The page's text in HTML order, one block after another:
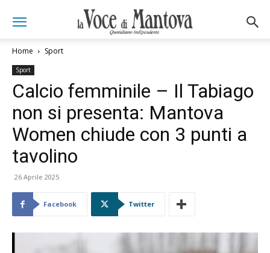
Home Sport
Sport
Calcio femminile – Il Tabiago
non si presenta: Mantova
Women chiude con 3 punti a
tavolino
26 Aprile 2025
Facebook Twitter